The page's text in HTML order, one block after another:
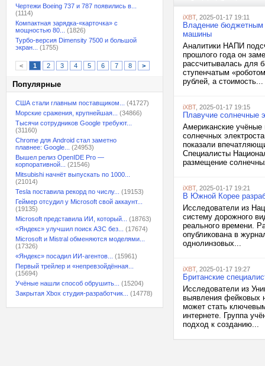
Чертежи Boeing 737 и 787 появились в...
(1114)
Компактная зарядка-«карточка» с
мощностью 80...
(1826)
Турбо-версия Dimensity 7500 и большой
экран...
(1755)
< 1 2 3 4 5 6 7 8 >
Популярные
США стали главным поставщиком...
(41727)
Морские сражения, крупнейшая...
(34866)
Тысячи сотрудников Google требуют...
(31160)
Chrome для Android стал заметно
плавнее: Google...
(24953)
Вышел релиз OpenIDE Pro —
корпоративной...
(21546)
Mitsubishi начнёт выпускать по 1000...
(21014)
Tesla поставила рекорд по числу...
(19153)
Геймер отсудил у Microsoft свой аккаунт...
(19135)
Microsoft представила ИИ, который...
(18763)
«Яндекс» улучшил поиск АЗС без...
(17674)
Microsoft и Mistral обменяются моделями...
(17326)
«Яндекс» посадил ИИ-агентов...
(15961)
Первый трейлер и «непревзойдённая...
(15694)
Учёные нашли способ обрушить...
(15204)
Закрытая Xbox студия-разработчик...
(14778)
iXBT, 2025-01-17 19:11
Владение бюджетным
машины
Аналитики НАПИ
прошлого года он
рассчитывалась для
ступенчатым
рублей, а стоимость...
iXBT, 2025-01-17 19:15
Плавучие солнечные
Американские
солнечных
показали
Специалисты
размещение
iXBT, 2025-01-17 19:21
В Южной Корее
Исследователи из
систему дорожного
реального времени.
опубликована в
однолинзовых...
iXBT, 2025-01-17 19:27
Британские
Исследователи из
выявления фейковых
может стать
интернете. Группа
подход к созданию...